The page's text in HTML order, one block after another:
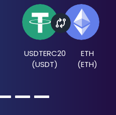
USDTERC20
(USDT)
ETH
(ETH)